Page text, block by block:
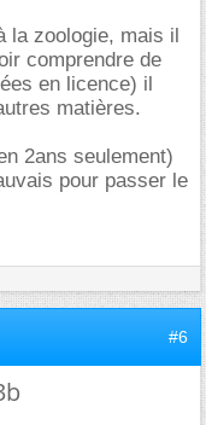
la zoologie, mais il
comprendre de
en licence) il
matières.
2ans seulement)
pour passer le
#6